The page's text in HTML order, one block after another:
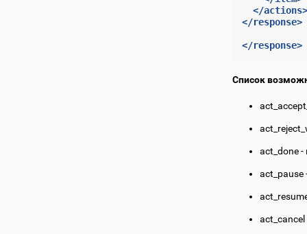
</actions>
</response>
</response>
Список
act_done -
act_pause